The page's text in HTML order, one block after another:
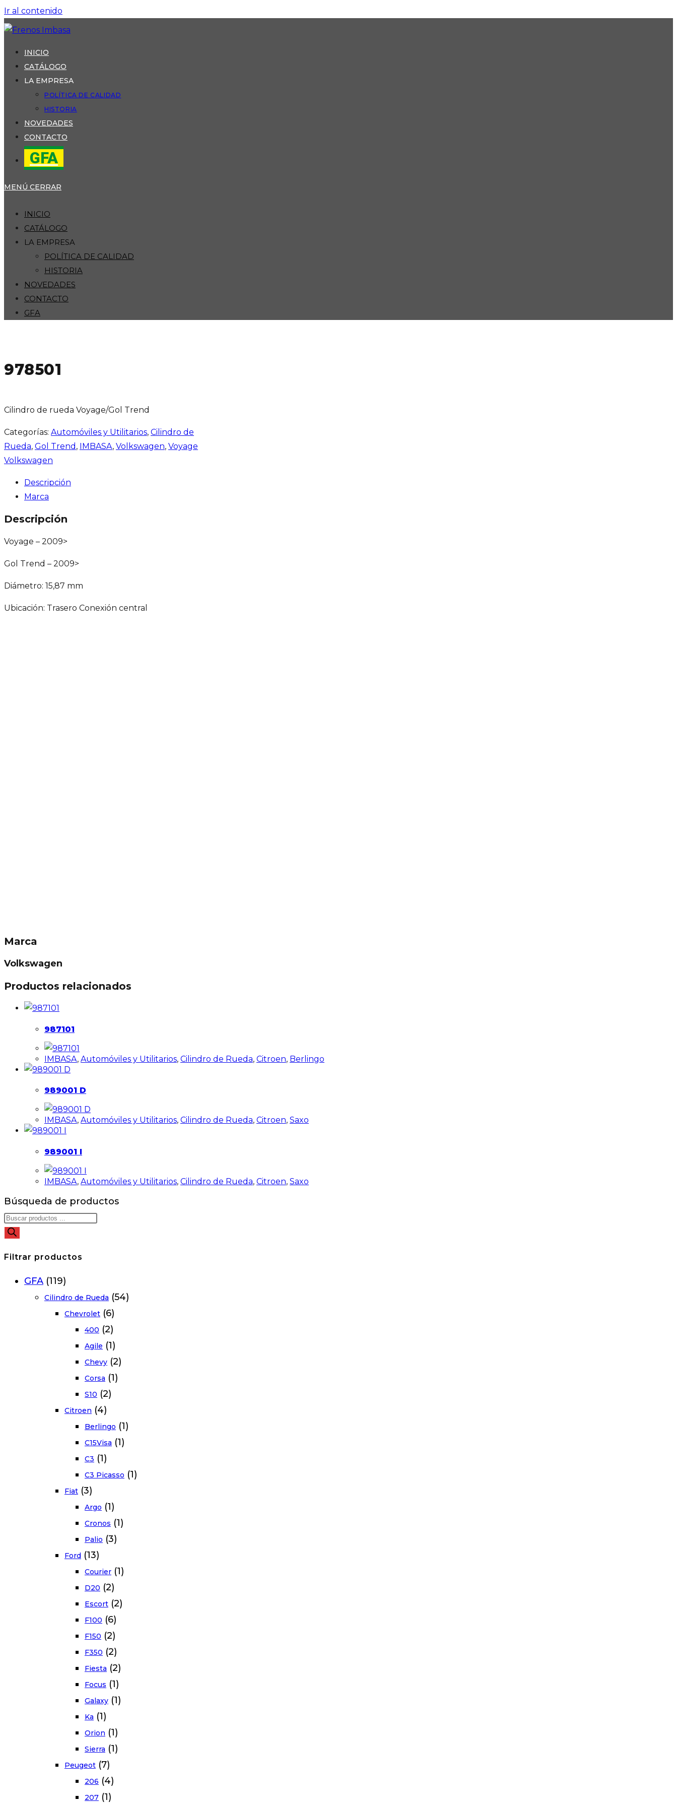
Ir al contenido
INICIO
CATÁLOGO
LA EMPRESA
POLÍTICA DE CALIDAD
HISTORIA
NOVEDADES
CONTACTO
GFA
MENÚ CERRAR
INICIO
CATÁLOGO
LA EMPRESA
POLÍTICA DE CALIDAD
HISTORIA
NOVEDADES
CONTACTO
GFA
978501
Cilindro de rueda Voyage/Gol Trend
Categorías: Automóviles y Utilitarios, Cilindro de
Rueda, Gol Trend , IMBASA, Volkswagen, Voyage
Volkswagen
Descripción
Marca
Descripción
Voyage – 2009>
Gol Trend – 2009>
Diámetro: 15,87 mm
Ubicación: Trasero Conexión central
Marca
Volkswagen
Productos relacionados
987101
IMBASA, Automóviles y Utilitarios, Cilindro de Rueda, Citroen, Berlingo
989001 D
IMBASA, Automóviles y Utilitarios, Cilindro de Rueda, Citroen, Saxo
989001 I
IMBASA, Automóviles y Utilitarios, Cilindro de Rueda, Citroen, Saxo
Búsqueda de productos
Filtrar productos
GFA (119)
Cilindro de Rueda (54)
Chevrolet (6)
400 (2)
Agile (1)
Chevy (2)
Corsa (1)
S10 (2)
Citroen (4)
Berlingo (1)
C15Visa (1)
C3 (1)
C3 Picasso (1)
Fiat (3)
Argo (1)
Cronos (1)
Palio (3)
Ford (13)
Courier (1)
D20 (2)
Escort (2)
F100 (6)
F150 (2)
F350 (2)
Fiesta (2)
Focus (1)
Galaxy (1)
Ka (1)
Orion (1)
Sierra (1)
Peugeot (7)
206 (4)
207 (1)